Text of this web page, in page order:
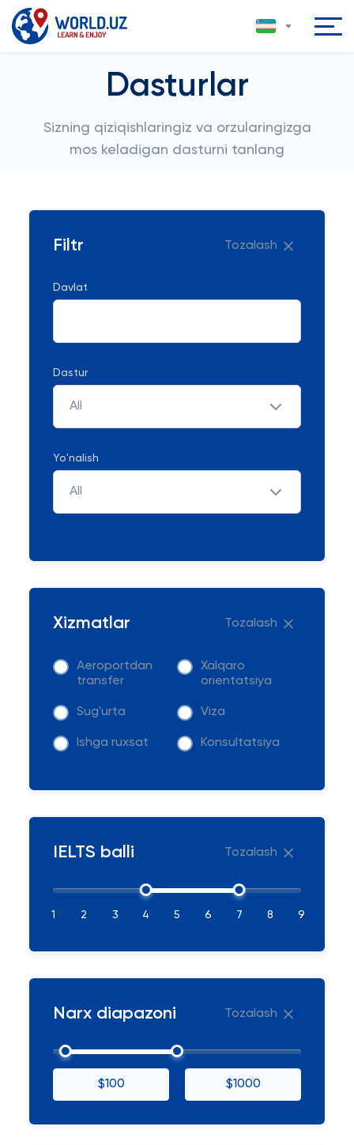
Dasturlar
Sizning qiziqishlaringiz va orzularingizga
mos keladigan dasturni tanlang
Filtr Tozalash
Davlat
Dastur
All
Yo'nalish
All
Xizmatlar Tozalash
Aeroportdan
transfer
Xalqaro
orientatsiya
Sug'urta Viza
Ishga ruxsat Konsultatsiya
IELTS balli Tozalash
1 2 3 4 5 6 7 8 9
Narx diapazoni Tozalash
$100 $1000